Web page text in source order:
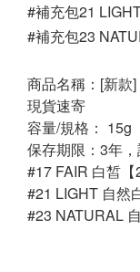
#補充包21
#補充包23
商品名稱：[新款
現貨速寄
容量/規格： 15g
保存期限：3年
#17 FAIR 白皙【
#21 LIGHT 自然
#23 NATURAL